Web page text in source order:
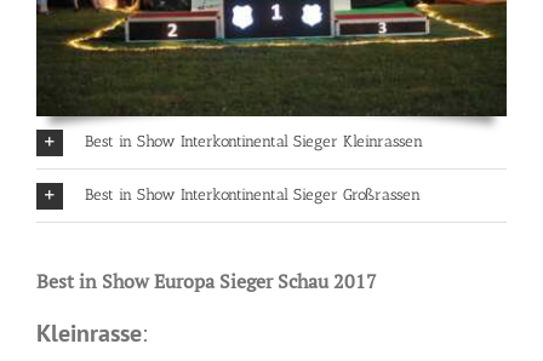
Best in Show Interkontinental Sieger Kleinrassen
Best in Show Interkontinental Sieger Großrassen
Best in Show Europa Sieger Schau 2017
Kleinrasse: